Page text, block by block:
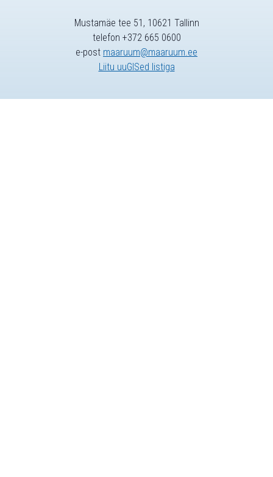
Mustamäe tee 51, 10621 Tallinn
telefon +372 665 0600
e-post maaruum@maaruum.ee
Liitu uuGISed listiga